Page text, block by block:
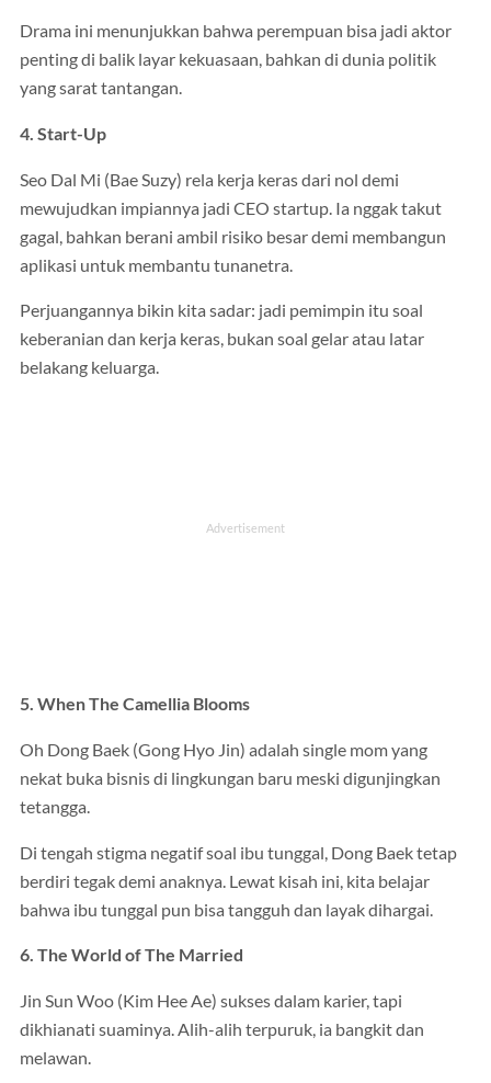
Drama ini menunjukkan bahwa perempuan bisa jadi aktor
penting di balik layar kekuasaan, bahkan di dunia politik
yang sarat tantangan.
4. Start-Up
Seo Dal Mi (Bae Suzy) rela kerja keras dari nol demi
mewujudkan impiannya jadi CEO startup. Ia nggak takut
gagal, bahkan berani ambil risiko besar demi membangun
aplikasi untuk membantu tunanetra.
Perjuangannya bikin kita sadar: jadi pemimpin itu soal
keberanian dan kerja keras, bukan soal gelar atau latar
belakang keluarga.
5. When The Camellia Blooms
Oh Dong Baek (Gong Hyo Jin) adalah single mom yang
nekat buka bisnis di lingkungan baru meski digunjingkan
tetangga.
Di tengah stigma negatif soal ibu tunggal, Dong Baek tetap
berdiri tegak demi anaknya. Lewat kisah ini, kita belajar
bahwa ibu tunggal pun bisa tangguh dan layak dihargai.
6. The World of The Married
Jin Sun Woo (Kim Hee Ae) sukses dalam karier, tapi
dikhianati suaminya. Alih-alih terpuruk, ia bangkit dan
melawan.